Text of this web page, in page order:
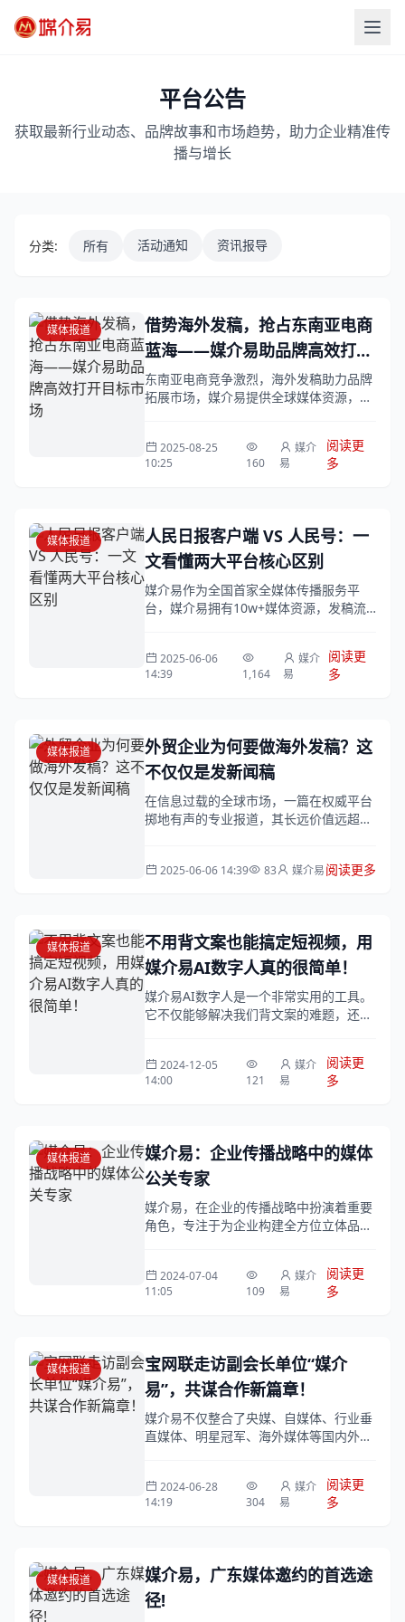
平台公告
获取最新行业动态、品牌故事和市场趋势，助力企业精准传
播与增长
分类: 所有 活动通知 资讯报导
媒体报道
借势海外发稿，抢占东南亚电商
蓝海——媒介易助品牌高效打开
目标市场
东南亚电商竞争激烈，海外发稿助力品牌
拓展市场，媒介易提供全球媒体资源，助
2025-08-25
10:25
160
媒介
易
阅读更
多
媒体报道
人民日报客户端 VS 人民号：一
文看懂两大平台核心区别
媒介易作为全国首家全媒体传播服务平
台，媒介易拥有10w+媒体资源，发稿流
进入媒体库...
2025-06-06
14:39
1,164
媒介
易
阅读更
多
媒体报道
外贸企业为何要做海外发稿？这
不仅仅是发新闻稿
在信息过载的全球市场，一篇在权威平台
掷地有声的专业报道，其长远价值远超想
2025-06-06 14:39 83 媒介易阅读更多
媒体报道
不用背文案也能搞定短视频，用
媒介易AI数字人真的很简单！
媒介易AI数字人是一个非常实用的工具。
它不仅能够解决我们背文案的难题，还能
是生命...
2024-12-05
14:00
121
媒介
易
阅读更
多
媒体报道
媒介易：企业传播战略中的媒体
公关专家
媒介易，在企业的传播战略中扮演着重要
角色，专注于为企业构建全方位立体品牌
2024-07-04
11:05
109
媒介
易
阅读更
多
媒体报道
宝网联走访副会长单位“媒介
易”，共谋合作新篇章！
媒介易不仅整合了央媒、自媒体、行业垂
直媒体、明星冠军、海外媒体等国内外10
放，有效...
2024-06-28
14:19
304
媒介
易
阅读更
多
媒体报道
媒介易，广东媒体邀约的首选途
径!